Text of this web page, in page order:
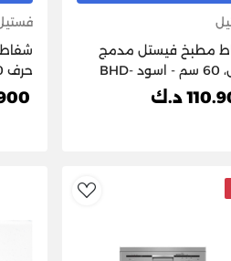
مطبخ فيستل مدمج
مائل، 60 سم - اسود BHD-
د.ك